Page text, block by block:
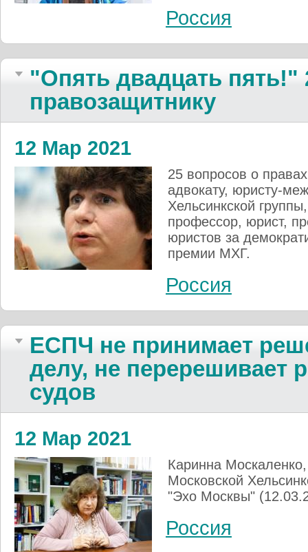
Россия
"Опять двадцать пять!"
правозащитнику
12 Мар 2021
25 вопросов о
адвокату, юристу-
Хельсинкской
профессор, юрист,
юристов за
премии МХГ.
Россия
ЕСПЧ не принимает
делу, не перерешивает
судов
12 Мар 2021
Каринна
Московской
"Эхо Москвы"
Россия